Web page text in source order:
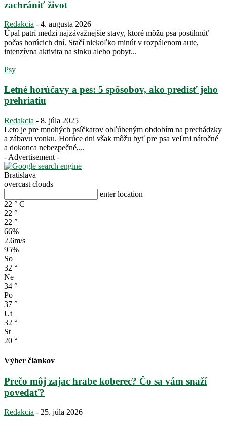
zachrániť život
Redakcia - 4. augusta 2026
Úpal patrí medzi najzávažnejšie stavy, ktoré môžu psa postihnúť
počas horúcich dní. Stačí niekoľko minút v rozpálenom aute,
intenzívna aktivita na slnku alebo pobyt...
Psy
Letné horúčavy a pes: 5 spôsobov, ako predísť jeho
prehriatiu
Redakcia - 8. júla 2025
Leto je pre mnohých psíčkarov obľúbeným obdobím na prechádzky
a zábavu vonku. Horúce dni však môžu byť pre psa veľmi náročné
a dokonca nebezpečné,...
- Advertisement -
Bratislava
overcast clouds
enter location
22 ° C
22 °
22 °
66%
2.6m/s
95%
So
32 °
Ne
34 °
Po
37 °
Ut
32 °
St
20 °
Výber článkov
Prečo môj zajac hrabe koberec? Čo sa vám snaží
povedať?
Redakcia - 25. júla 2026